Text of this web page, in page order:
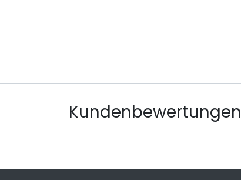
Kundenbewertungen